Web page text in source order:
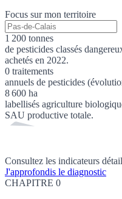
Focus sur mon territoire
1 200 tonnes
de pesticides classés
achetés en 2022.
0 traitements
annuels de pesticides
8 600 ha
labellisés agriculture
SAU productive totale.
Consultez les indicateurs
J'approfondis le diagnostic
CHAPITRE 0